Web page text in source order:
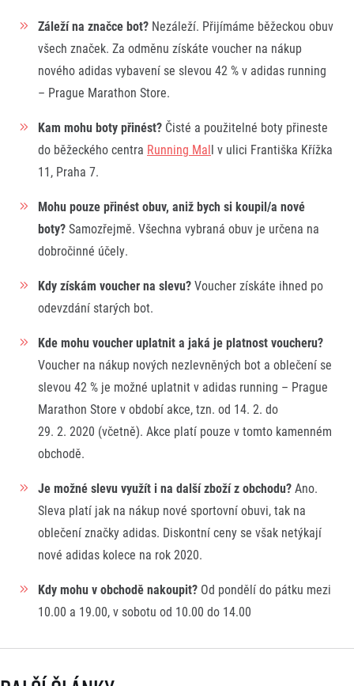
Informace o webu
Všeobecné smluvní podmínky
Informace o cookies
Podmínky GDPR
© 2026 RunCzech s.r.o.
Záleží na značce bot? Nezáleží. Přijímáme běžeckou obuv
všech značek. Za odměnu získáte voucher na nákup
nového adidas vybavení se slevou 42 % v adidas running
– Prague Marathon Store.
Kam mohu boty přinést? Čisté a použitelné boty přineste
do běžeckého centra Running Mall v ulici Františka Křížka
11, Praha 7.
Mohu pouze přinést obuv, aniž bych si koupil/a nové
boty?Samozřejmě. Všechna vybraná obuv je určena na
dobročinné účely.
Kdy získám voucher na slevu?Voucher získáte ihned po
odevzdání starých bot.
Kde mohu voucher uplatnit a jaká je platnost voucheru?
Voucher na nákup nových nezlevněných bot a oblečení se
slevou 42 % je možné uplatnit v adidas running – Prague
Marathon Store v období akce, tzn. od 14. 2. do
29. 2. 2020 (včetně). Akce platí pouze v tomto kamenném
obchodě.
Je možné slevu využít i na další zboží z obchodu?Ano.
Sleva platí jak na nákup nové sportovní obuvi, tak na
oblečení značky adidas. Diskontní ceny se však netýkají
nové adidas kolece na rok 2020.
Kdy mohu v obchodě nakoupit? Od pondělí do pátku mezi
10.00 a 19.00, v sobotu od 10.00 do 14.00